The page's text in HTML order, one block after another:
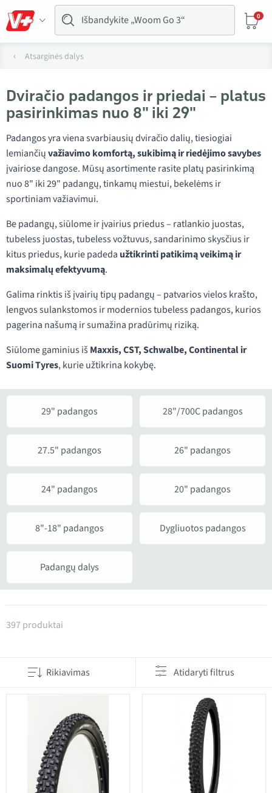
0
Atsarginės dalys
Dviračio padangos ir priedai – platus
pasirinkimas nuo 8" iki 29"
Padangos yra viena svarbiausių dviračio dalių, tiesiogiai
lemiančiųvažiavimo komfortą, sukibimą ir riedėjimo savybes
įvairiose dangose. Mūsų asortimente rasite platų pasirinkimą
nuo 8" iki 29" padangų, tinkamų miestui, bekelėms ir
sportiniam važiavimui.
Be padangų, siūlome ir įvairius priedus – ratlankio juostas,
tubeless juostas, tubeless vožtuvus, sandarinimo skysčius ir
kitus priedus, kurie padeda užtikrinti patikimą veikimą ir
maksimalų efektyvumą.
Galima rinktis iš įvairių tipų padangų – patvarios vielos krašto,
lengvos sulankstomos ir modernios tubeless padangos, kurios
pagerina našumą ir sumažina pradūrimų riziką.
Siūlome gaminius išMaxxis, CST, Schwalbe, Continental ir
Suomi Tyres, kurie užtikrina kokybę.
29" padangos 28"/700C padangos
27.5" padangos 26" padangos
24" padangos 20" padangos
8"-18" padangos Dygliuotos padangos
Padangų dalys
Produktai kategorijoje Padangos
397 produktai
Rikiavimas Atidaryti filtrus